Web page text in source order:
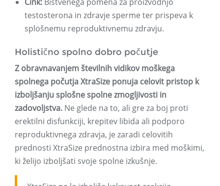
testosterona in zdravje sperme ter prispeva k
splošnemu reproduktivnemu zdravju.
Holistično spolno dobro počutje
Z obravnavanjem številnih vidikov moškega
spolnega počutja XtraSize ponuja celovit pristop k
izboljšanju splošne spolne zmogljivosti in
zadovoljstva. Ne glede na to, ali gre za boj proti
erektilni disfunkciji, krepitev libida ali podporo
reproduktivnega zdravja, je zaradi celovitih
prednosti XtraSize prednostna izbira med moškimi,
ki želijo izboljšati svoje spolne izkušnje.